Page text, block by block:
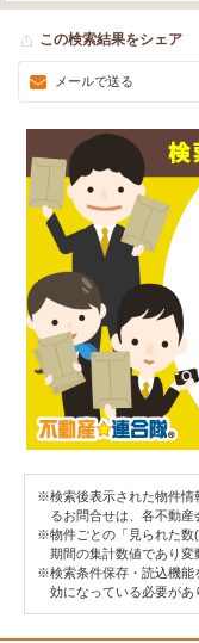
この検索結果をシェア
メールで送る
※検索後表示された物件情
るお問合せは、各不動産
※物件ごとの「見られた数
期間の集計数値であり変
※検索条件保存・読込機能
効になっている必要があ